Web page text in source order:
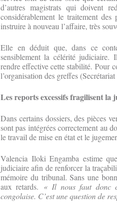
d’autres magistrats qui doivent
considérablement le traitement
instruire à nouveau l’affaire, très
Elle en déduit que, dans ce
sensiblement la célérité judiciaire.
rendre effective cette stabilité. Pour
l’organisation des greffes
Les reports excessifs fragilisent la
Dans certains dossiers, des pièces
sont pas intégrées correctement au
le travail de mise en état et le
Valencia Iloki Engamba estime
judiciaire afin de renforcer la
mémoire du tribunal. Sans une
aux retards. « Il nous faut donc
congolaise. C’est une question de